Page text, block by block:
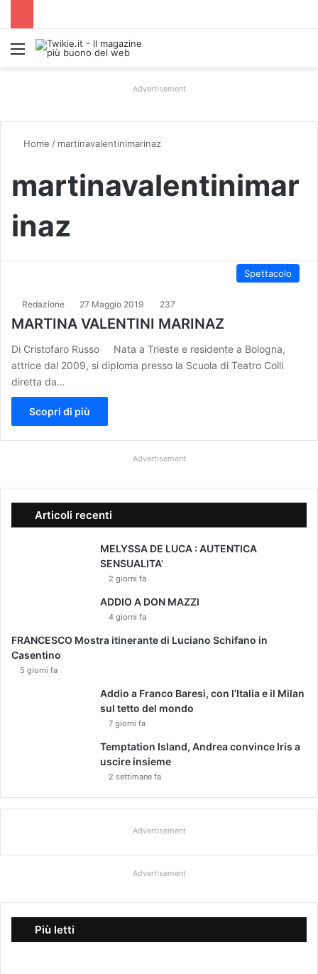
Menu
Advertisement
Home / martinavalentinimarinaz
martinavalentinimar
inaz
Spettacolo
Redazione 27 Maggio 2019 237
MARTINA VALENTINI MARINAZ
Di Cristofaro Russo Nata a Trieste e residente a Bologna,
attrice dal 2009, si diploma presso la Scuola di Teatro Colli
diretta da…
Scopri di più
Advertisement
Articoli recenti
MELYSSA DE LUCA : AUTENTICA
SENSUALITA’
2 giorni fa
ADDIO A DON MAZZI
4 giorni fa
FRANCESCO Mostra itinerante di Luciano Schifano in
Casentino
5 giorni fa
Addio a Franco Baresi, con l’Italia e il Milan
sul tetto del mondo
7 giorni fa
Temptation Island, Andrea convince Iris a
uscire insieme
2 settimane fa
Advertisement
Advertisement
Più letti